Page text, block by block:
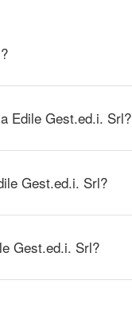
Edile Gest.ed.i. Srl?
Gest.ed.i. Srl?
Gest.ed.i. Srl?